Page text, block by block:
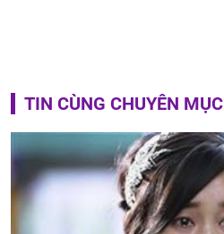
TIN CÙNG CHUYÊN MỤC